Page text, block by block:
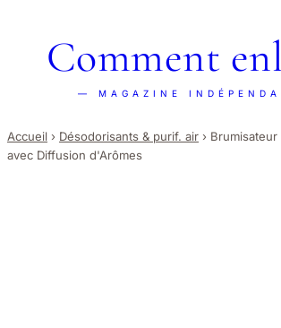
Comment
— MAGAZINE
Accueil › Désodorisants & purif. air ›
avec Diffusion d'Arômes